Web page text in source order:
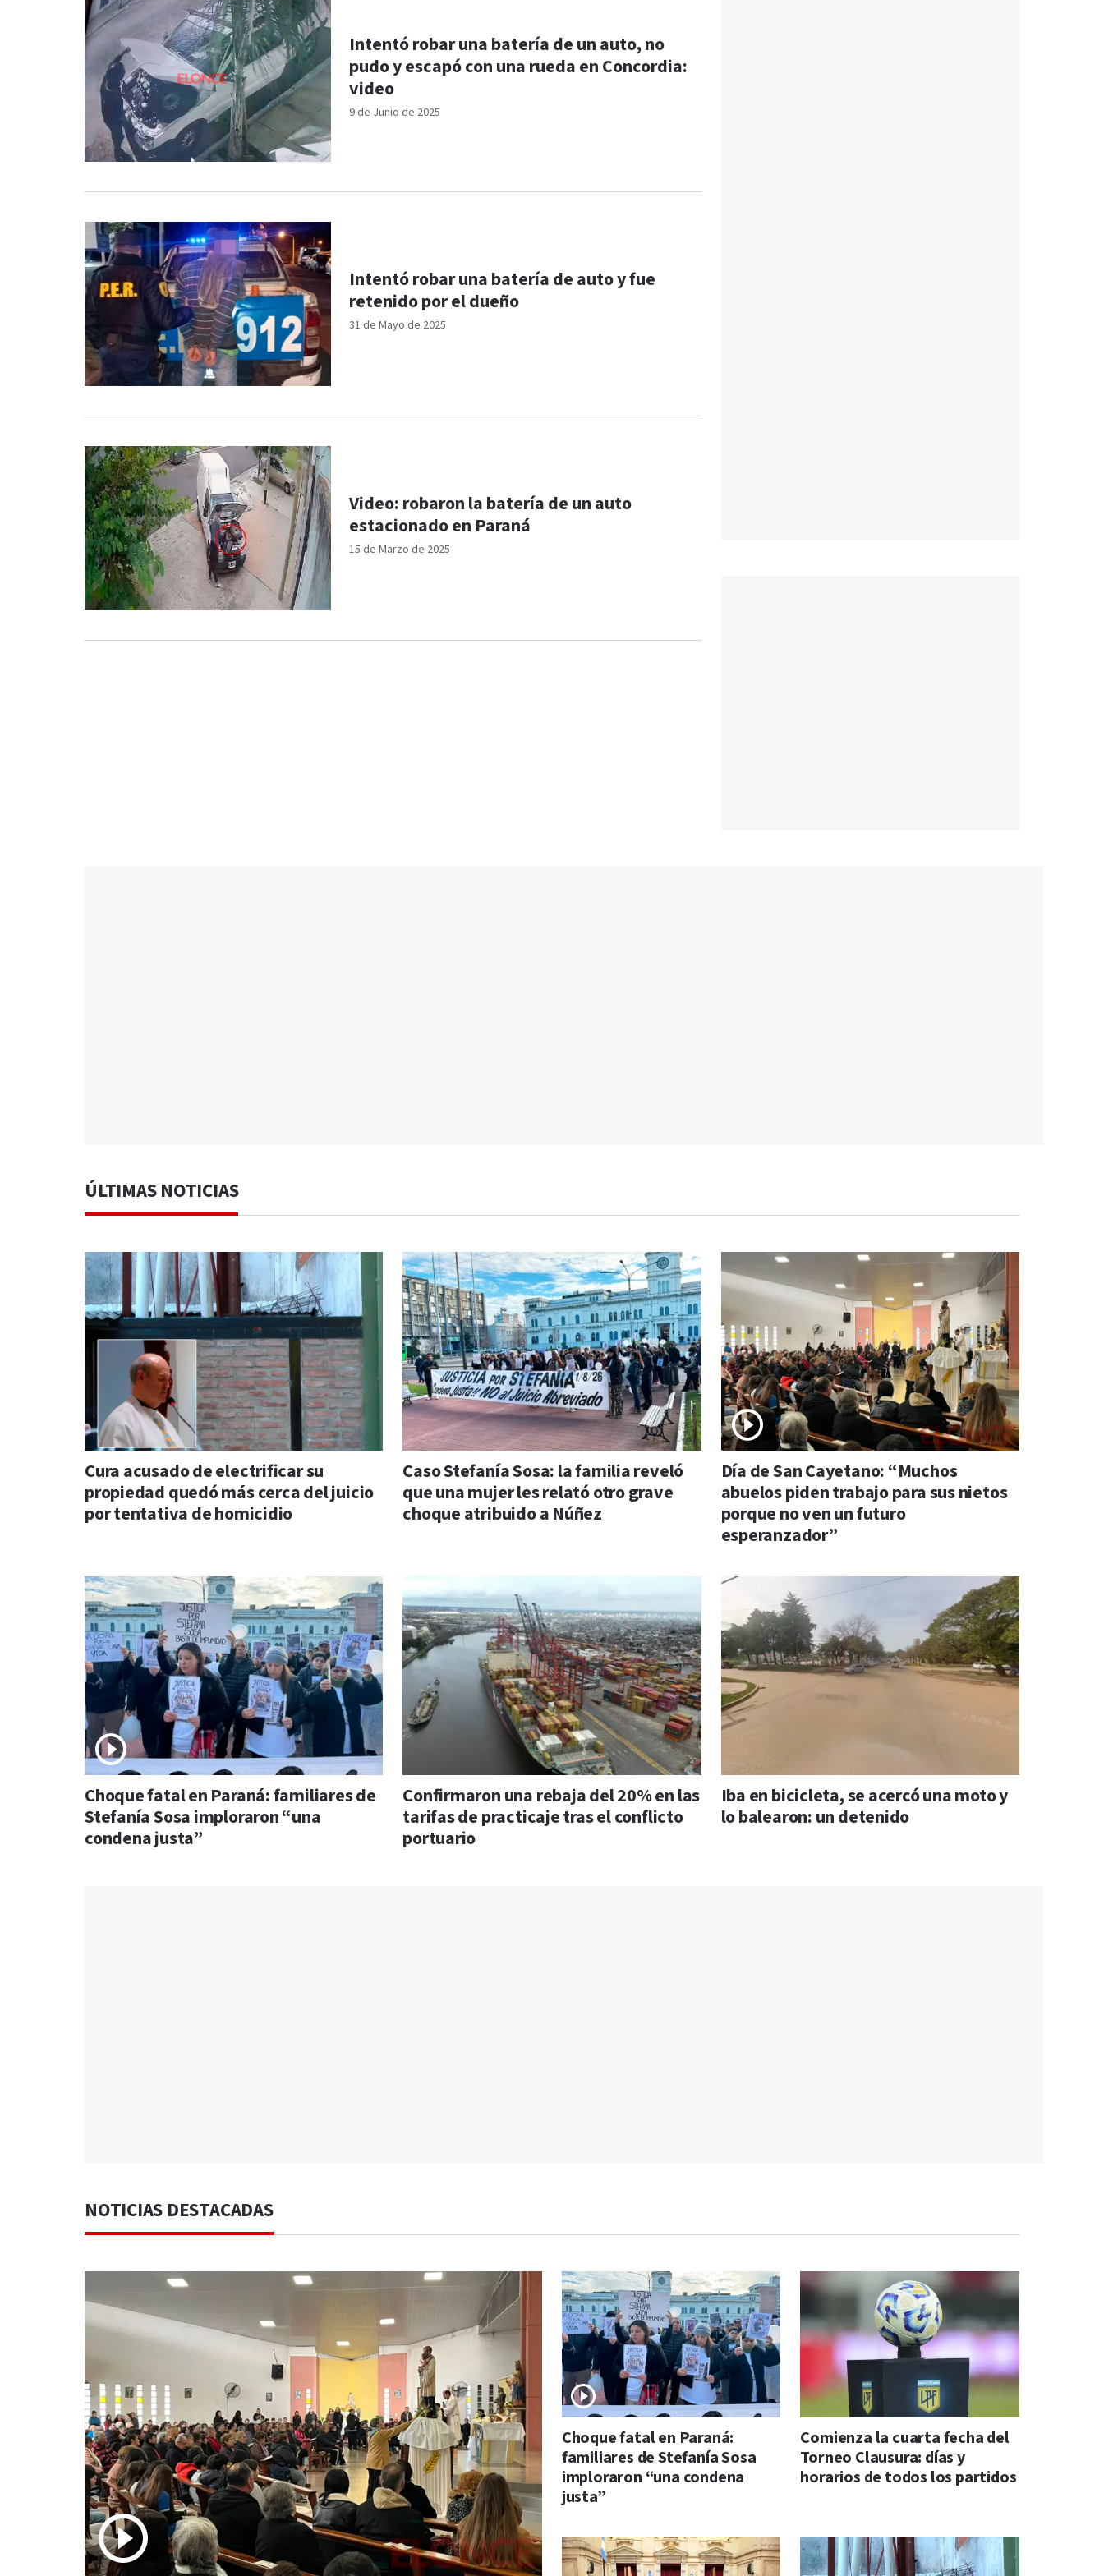
9 de Junio de 2025
Intentó robar una batería de un auto, no
pudo y escapó con una rueda en Concordia:
video
31 de Mayo de 2025
Intentó robar una batería de auto y fue
retenido por el dueño
15 de Marzo de 2025
Video: robaron la batería de un auto
estacionado en Paraná
ÚLTIMAS NOTICIAS
Cura acusado de electrificar su
propiedad quedó más cerca del juicio
por tentativa de homicidio
Caso Stefanía Sosa: la familia reveló
que una mujer les relató otro grave
choque atribuido a Núñez
Día de San Cayetano: “Muchos
abuelos piden trabajo para sus nietos
porque no ven un futuro
esperanzador”
Choque fatal en Paraná: familiares de
Stefanía Sosa imploraron “una
condena justa”
Confirmaron una rebaja del 20% en las
tarifas de practicaje tras el conflicto
portuario
Iba en bicicleta, se acercó una moto y
lo balearon: un detenido
NOTICIAS DESTACADAS
Choque fatal en Paraná:
familiares de Stefanía Sosa
imploraron “una condena
justa”
Comienza la cuarta fecha del
Torneo Clausura: días y
horarios de todos los partidos